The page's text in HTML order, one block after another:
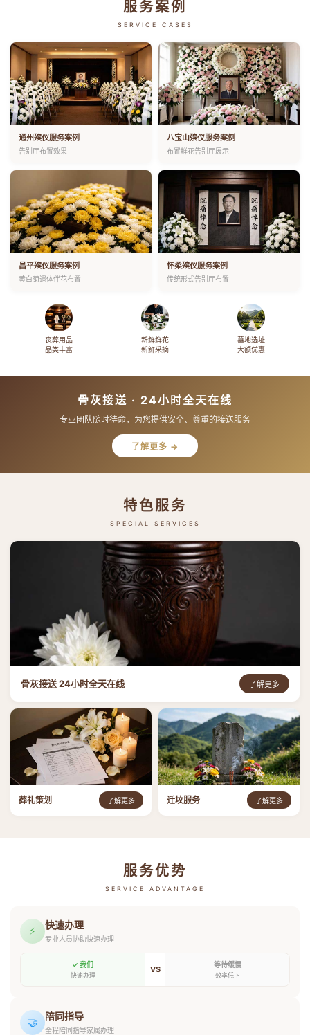
服务案例
SERVICE CASES
通州殡仪服务案例
告别厅布置效果
八宝山殡仪服务案例
布置鲜花告别厅展示
昌平殡仪服务案例
黄白菊遗体伴花布置
怀柔殡仪服务案例
传统形式告别厅布置
丧葬用品
品类丰富
新鲜鲜花
新鲜采摘
墓地选址
大额优惠
骨灰接送 · 24小时全天在线
专业团队随时待命，为您提供安全、尊重的接送服务
了解更多 →
特色服务
SPECIAL SERVICES
骨灰接送 24小时全天在线 了解更多
葬礼策划 了解更多 迁坟服务 了解更多
服务优势
SERVICE ADVANTAGE
⚡ 快速办理
专业人员协助快速办理
✓ 我们
快速办理
VS 等待缓慢
效率低下
🤝 陪同指导
全程陪同指导家属办理